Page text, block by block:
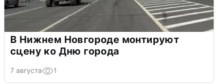
В Нижнем Новгороде монтируют
сцену ко Дню города
7 августа 1